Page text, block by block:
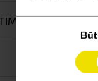
Sutikimo